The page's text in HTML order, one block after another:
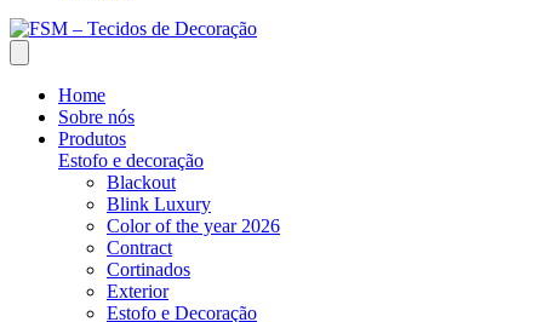
Home
Sobre nós
Produtos
Estofo e decoração
Blackout
Blink Luxury
Color of the year 2026
Contract
Cortinados
Exterior
Estofo e Decoração